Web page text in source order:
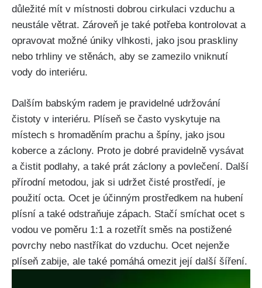
‍důležité mít v místnosti dobrou cirkulaci ⁣vzduchu‍ a
neustále větrat. Zároveň je také potřeba kontrolovat a
opravovat ‍možné úniky vlhkosti, jako jsou praskliny
nebo trhliny ve‍ stěnách, aby se zamezilo vniknutí
vody do⁢ interiéru.
Dalším babským radem je pravidelné udržování⁣
čistoty v interiéru. Plíseň‍ se často vyskytuje na
místech s ‍hromaděním prachu a ​špíny, jako ​jsou
koberce‌ a záclony. Proto je dobré pravidelně vysávat
a čistit podlahy, a také prát záclony a povlečení. ⁢Další
přírodní ‌metodou, jak ⁢si udržet ⁢čisté prostředí, je
použití octa. Ocet ‌je ⁤účinným​ prostředkem na hubení
plísní a⁣ také ⁣odstraňuje zápach. Stačí smíchat ocet s
vodou ve poměru 1:1 a rozetřít směs na ‌postižené
⁤povrchy nebo nastříkat do vzduchu. Ocet nejenže
plíseň zabije, ale také pomáhá omezit její další šíření.